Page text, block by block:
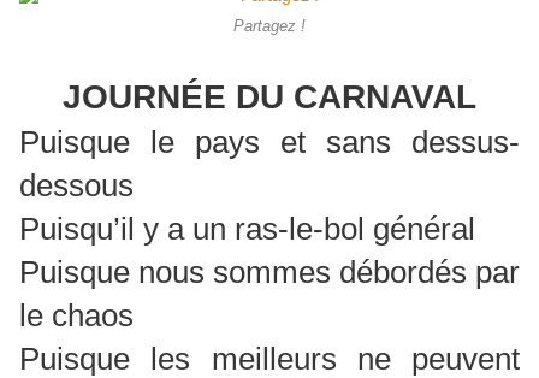
Partagez !
JOURNÉE DU CARNAVAL
Puisque le pays et sans dessus-
dessous
Puisqu’il y a un ras-le-bol général
Puisque nous sommes débordés par
le chaos
Puisque les meilleurs ne peuvent